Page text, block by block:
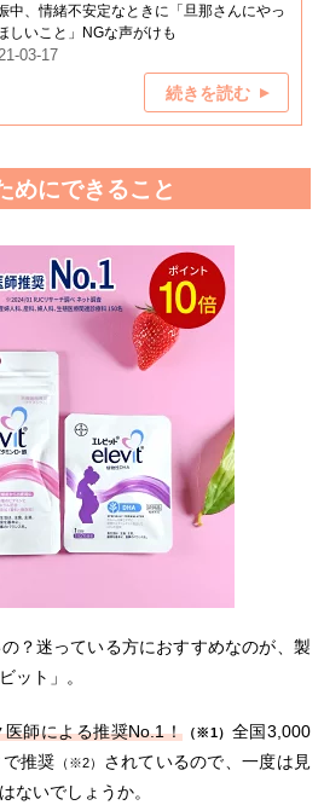
中、情緒不安定なときに「旦那さんにやっ
しいこと」NGな声がけも
03-17
続きを読む
めにできること
？迷っている方におすすめなのが、製
ット」。
師による推奨No.1！ （※1） 全国3,000
推奨 （※2）
されているので、一度は見
ないでしょうか。